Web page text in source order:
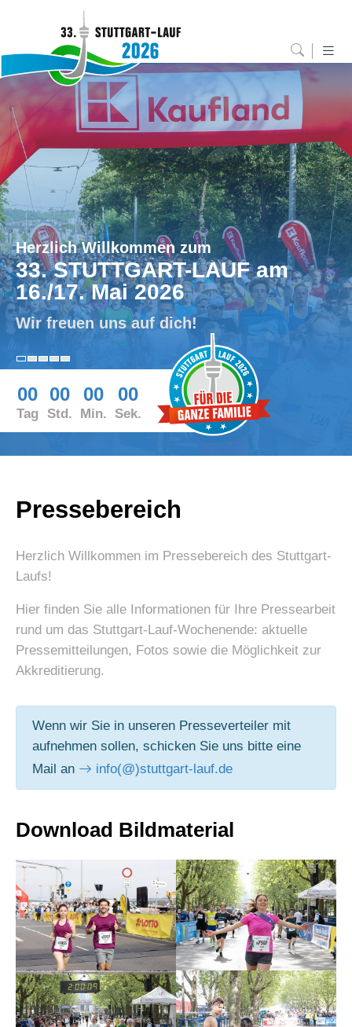
Herzlich Willkommen zum
33. STUTTGART-LAUF am
16./17. Mai 2026
Wir freuen uns auf dich!
00
Tag
00
Std.
00
Min.
00
Sek.
Pressebereich
Herzlich Willkommen im Pressebereich des Stuttgart-
Laufs!
Hier finden Sie alle Informationen für Ihre Pressearbeit
rund um das Stuttgart-Lauf-Wochenende: aktuelle
Pressemitteilungen, Fotos sowie die Möglichkeit zur
Akkreditierung.
Wenn wir Sie in unseren Presseverteiler mit
aufnehmen sollen, schicken Sie uns bitte eine
Mail an
info(@)stuttgart-lauf.de
Download Bildmaterial